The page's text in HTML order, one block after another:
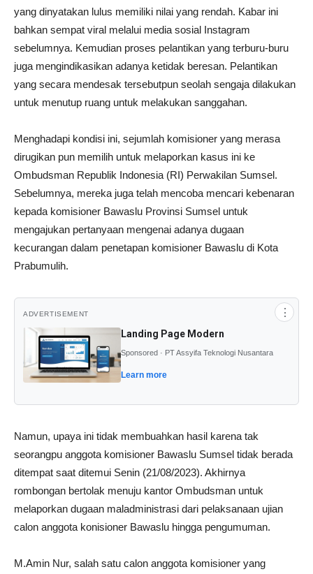
yang dinyatakan lulus memiliki nilai yang rendah. Kabar ini
bahkan sempat viral melalui media sosial Instagram
sebelumnya. Kemudian proses pelantikan yang terburu-buru
juga mengindikasikan adanya ketidak beresan. Pelantikan
yang secara mendesak tersebutpun seolah sengaja dilakukan
untuk menutup ruang untuk melakukan sanggahan.
Menghadapi kondisi ini, sejumlah komisioner yang merasa
dirugikan pun memilih untuk melaporkan kasus ini ke
Ombudsman Republik Indonesia (RI) Perwakilan Sumsel.
Sebelumnya, mereka juga telah mencoba mencari kebenaran
kepada komisioner Bawaslu Provinsi Sumsel untuk
mengajukan pertanyaan mengenai adanya dugaan
kecurangan dalam penetapan komisioner Bawaslu di Kota
Prabumulih.
ADVERTISEMENT ⋮
Landing Page Modern
Sponsored · PT Assyifa Teknologi Nusantara
Learn more
Namun, upaya ini tidak membuahkan hasil karena tak
seorangpu anggota komisioner Bawaslu Sumsel tidak berada
ditempat saat ditemui Senin (21/08/2023). Akhirnya
rombongan bertolak menuju kantor Ombudsman untuk
melaporkan dugaan maladministrasi dari pelaksanaan ujian
calon anggota konisioner Bawaslu hingga pengumuman.
M.Amin Nur, salah satu calon anggota komisioner yang